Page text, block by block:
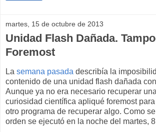
martes, 15 de octubre de 2013
Unidad Flash Dañada.
Foremost
La semana pasada describía la
contenido de una unidad flash dañada
Aunque ya no era necesario recuperar
curiosidad científica apliqué foremost
otro programa de recuperar algo. Como
orden se ejecutó en la noche del martes,